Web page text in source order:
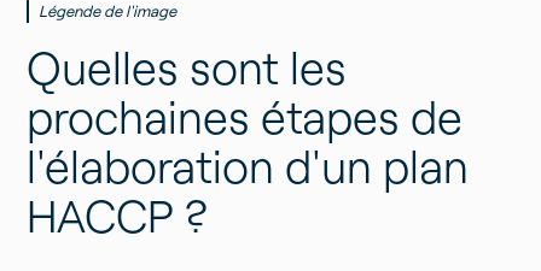
Légende de l'image
Quelles sont les
prochaines étapes de
l'élaboration d'un plan
HACCP ?